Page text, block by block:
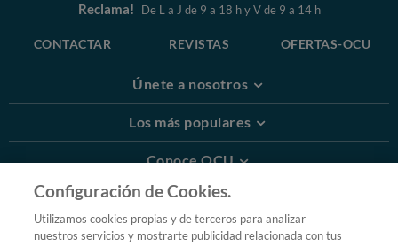
Reclama! De L a J de 9 a 18 h y V de 9 a 14 h
CONTACTAR REVISTAS OFERTAS-OCU
Únete a nosotros
Los más populares
Conoce OCU
Más Información
© 2026 OCU
Configuración de Cookies.
Utilizamos cookies propias y de terceros para analizar
nuestros servicios y mostrarte publicidad relacionada con tus